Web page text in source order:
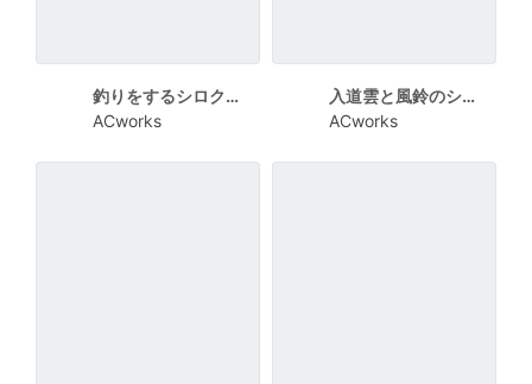
釣りをするシロクマのかわいい暑中見舞い
ACworks
入道雲と風鈴のシンプルな暑中見舞い
ACworks